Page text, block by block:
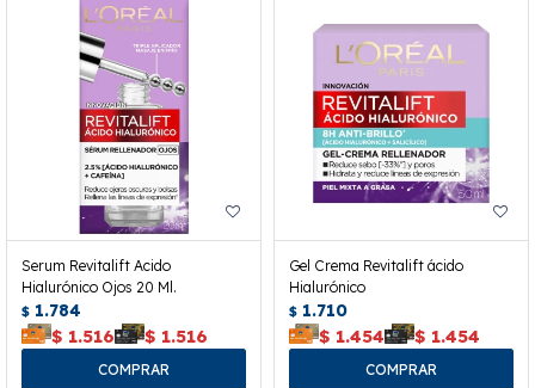
Serum Revitalift Acido
Hialurónico Ojos 20 Ml.
$ 1.784
$ 1.516 $ 1.516
Gel Crema Revitalift ácido
Hialurónico
$ 1.710
$ 1.454 $ 1.454